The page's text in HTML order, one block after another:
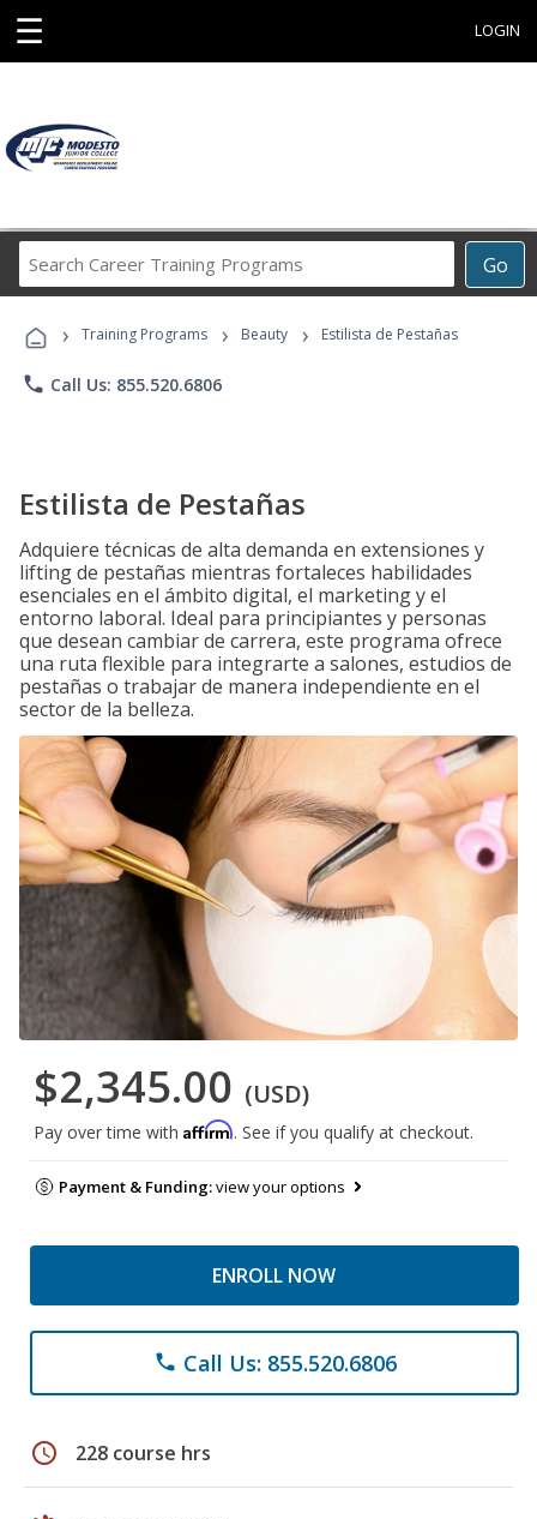
☰ LOGIN
Go
Career
Programs
› Training Programs › Beauty › Estilista de Pestañas
phone Call Us: 855.520.6806
Estilista de Pestañas
Adquiere técnicas de alta demanda en extensiones y
lifting de pestañas mientras fortaleces habilidades
esenciales en el ámbito digital, el marketing y el
entorno laboral. Ideal para principiantes y personas
que desean cambiar de carrera, este programa ofrece
una ruta flexible para integrarte a salones, estudios de
pestañas o trabajar de manera independiente en el
sector de la belleza.
$2,345.00 (USD)
Pay over time with Affirm. See if you qualify at checkout.
Payment & Funding:view your options
ENROLL NOW
phone Call Us: 855.520.6806
schedule 228 course hrs